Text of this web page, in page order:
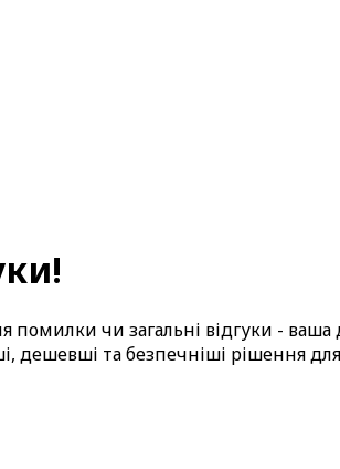
помилки чи загальні відгуки -
та безпечніші рішення для